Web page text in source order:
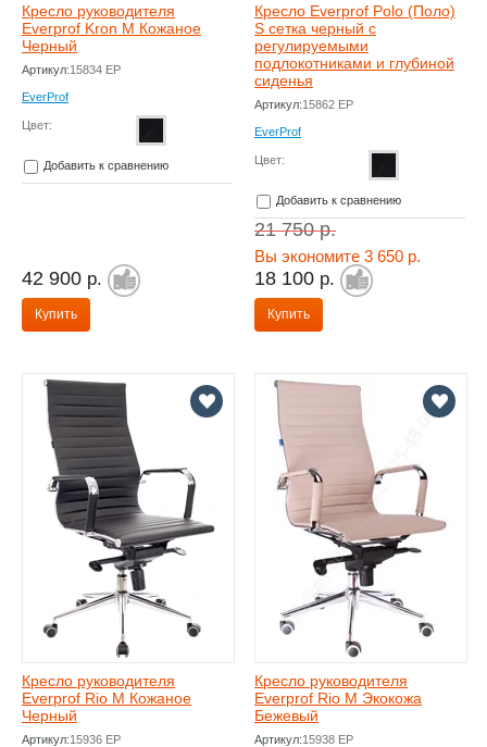
Кресло руководителя
Everprof Kron M Кожаное
Черный
Артикул:15834 EP
EverProf
Цвет:
Добавить к сравнению
42 900 р.
Купить
Кресло Everprof Polo (Поло)
S сетка черный с
регулируемыми
подлокотниками и глубиной
сиденья
Артикул:15862 EP
EverProf
Цвет:
Добавить к сравнению
21 750р.
Вы экономите 3 650 р.
18 100 р.
Купить
Кресло руководителя
Everprof Rio M Кожаное
Черный
Артикул:15936 EP
Кресло руководителя
Everprof Rio M Экокожа
Бежевый
Артикул:15938 EP